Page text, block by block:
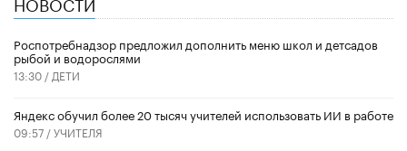
Роспотребнадзор предложил дополнить меню школ и детсадов
рыбой и водорослями
13:30 / ДЕТИ
​Яндекс обучил более 20 тысяч учителей использовать ИИ в работе
09:57 /УЧИТЕЛЯ